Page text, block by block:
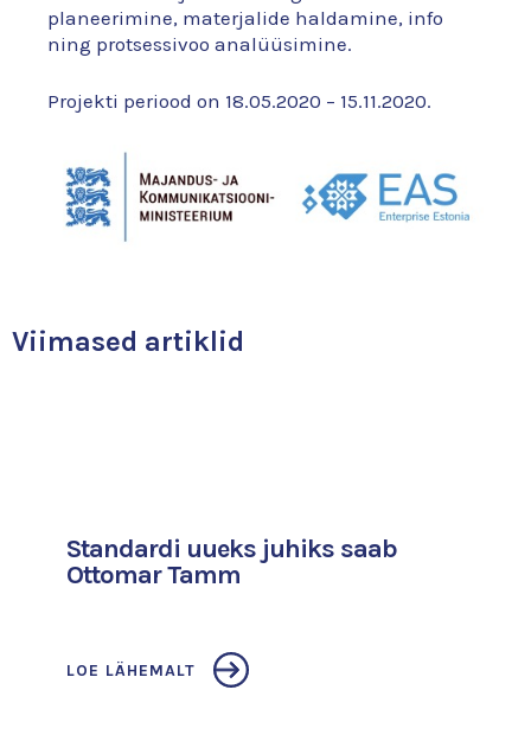
planeerimine, materjalide haldamine, info
ning protsessivoo analüüsimine.
Projekti periood on 18.05.2020 – 15.11.2020.
Viimased artiklid
Standardi uueks juhiks saab
Ottomar Tamm
LOE LÄHEMALT